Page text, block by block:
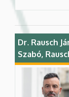
Dr. Rausch
Szabó,